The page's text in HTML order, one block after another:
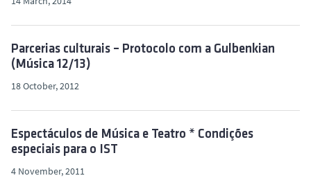
Parcerias culturais – Protocolo com a Gulbenkian
(Música 12/13)
18 October, 2012
Espectáculos de Música e Teatro * Condições
especiais para o IST
4 November, 2011